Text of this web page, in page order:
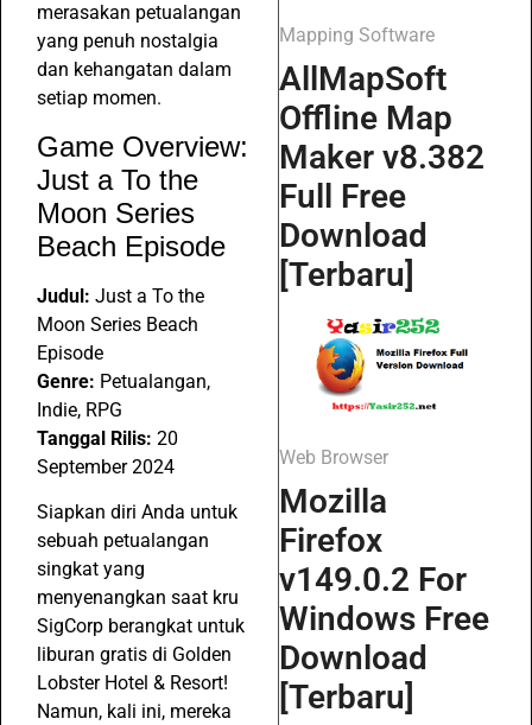
merasakan petualangan
yang penuh nostalgia
dan kehangatan dalam
setiap momen.
Game Overview:
Just a To the
Moon Series
Beach Episode
Judul: Just a To the
Moon Series Beach
Episode
Genre: Petualangan,
Indie, RPG
Tanggal Rilis: 20
September 2024
Siapkan diri Anda untuk
sebuah petualangan
singkat yang
menyenangkan saat kru
SigCorp berangkat untuk
liburan gratis di Golden
Lobster Hotel & Resort!
Namun, kali ini, mereka
Mapping Software
AllMapSoft
Offline Map
Maker v8.382
Full Free
Download
[Terbaru]
Web Browser
Mozilla
Firefox
v149.0.2 For
Windows Free
Download
[Terbaru]